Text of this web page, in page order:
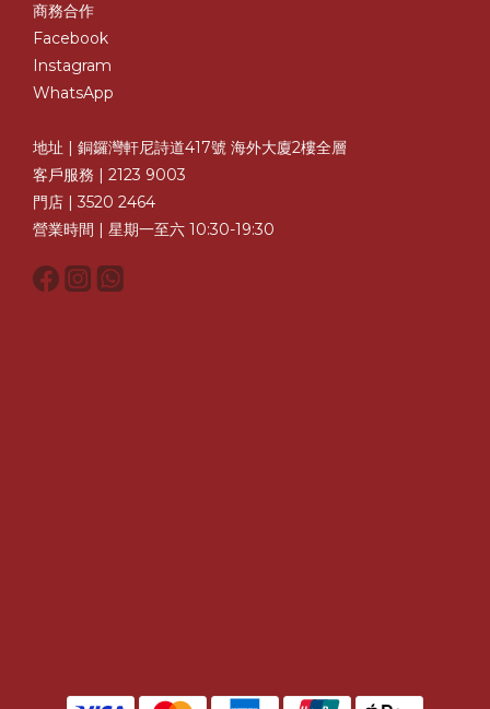
商務合作
Facebook
Instagram
WhatsApp
地址 | 銅鑼灣軒尼詩道417號 海外大廈2樓全層
客戶服務 | 2123 9003
門店 | 3520 2464
營業時間 | 星期一至六 10:30-19:30